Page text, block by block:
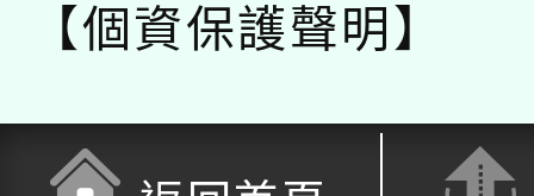
【個資保護聲明】